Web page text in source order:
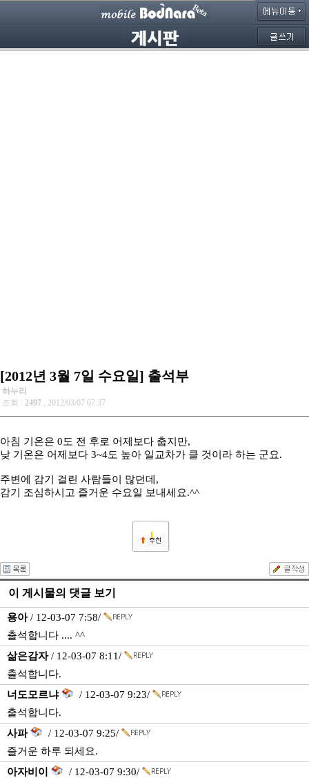
[2012년 3월 7일 수요일] 출석부
하누리
조회 : 2497 , 2012/03/07 07:37
아침 기온은 0도 전 후로 어제보다 춥지만,
낮 기온은 어제보다 3~4도 높아 일교차가 클 것이라 하는 군요.
주변에 감기 걸린 사람들이 많던데,
감기 조심하시고 즐거운 수요일 보내세요.^^
1
이 게시물의 댓글 보기
용아/ 12-03-07 7:58/
출석합니다 .... ^^
삶은감자/ 12-03-07 8:11/
출석합니다.
너도모르냐
/ 12-03-07 9:23/
출석합니다.
사파
/ 12-03-07 9:25/
즐거운 하루 되세요.
아자비이
/ 12-03-07 9:30/